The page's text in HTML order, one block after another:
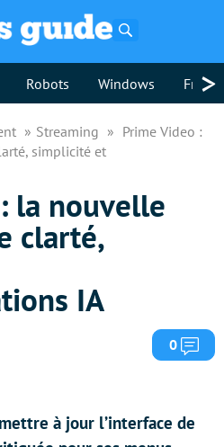
Robots Windows >
Streaming
Prime Video :
simplicité et
la nouvelle
clarté,
IA
0
à jour l’interface de